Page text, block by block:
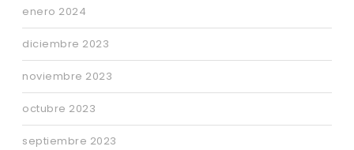
enero 2024
diciembre 2023
noviembre 2023
octubre 2023
septiembre 2023